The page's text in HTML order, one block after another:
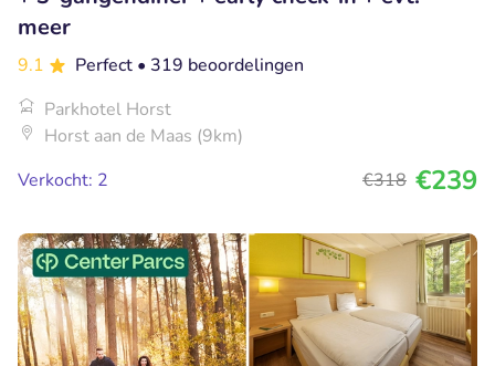
meer
9.1 Perfect • 319 beoordelingen
Parkhotel Horst
Horst aan de Maas (9km)
Verkocht: 2
€318 €239